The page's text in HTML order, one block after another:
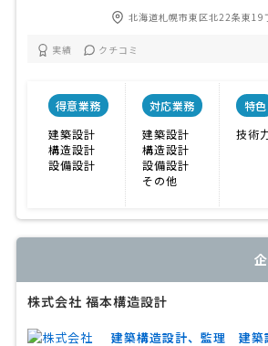
北海道札幌市東区北22条東19
実績 クチコミ
得意業務
建築設計
構造設計
設備設計
対応業務
建築設計
構造設計
設備設計
その他
特色
技術
株式会社 福本構造設計
建築構造設計、監理 建